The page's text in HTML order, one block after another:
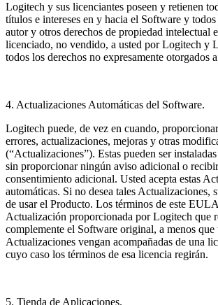
Logitech y sus licenciantes poseen y retienen
títulos e intereses en y hacia el Software y
autor y otros derechos de propiedad intelectual
licenciado, no vendido, a usted por Logitech y
todos los derechos no expresamente otorgados
4. Actualizaciones Automáticas del Software.
Logitech puede, de vez en cuando,
errores, actualizaciones, mejoras y otras
(“Actualizaciones”). Estas pueden ser
sin proporcionar ningún aviso adicional o
consentimiento adicional. Usted acepta estas
automáticas. Si no desea tales Actualizaciones,
de usar el Producto. Los términos de este
Actualización proporcionada por Logitech que
complemente el Software original, a menos que
Actualizaciones vengan acompañadas de una
cuyo caso los términos de esa licencia regirán.
5. Tienda de Aplicaciones.